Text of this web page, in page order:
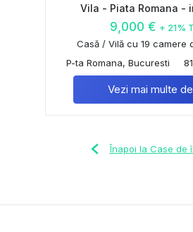
Vila - Piata Romana -
9,000 € + 21%
Casă / Vilă cu 19 camere
P-ta Romana, Bucuresti
Vezi mai multe
Înapoi la Case de